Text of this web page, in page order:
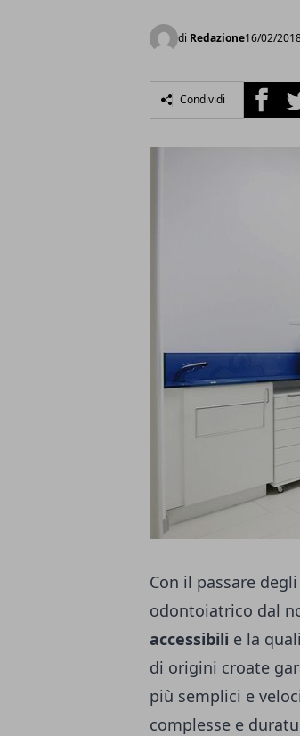
di Redazione16/02/
Condividi
Con il passare
odontoiatrico dal
accessibili e la
di origini croate
più semplici e
complesse e